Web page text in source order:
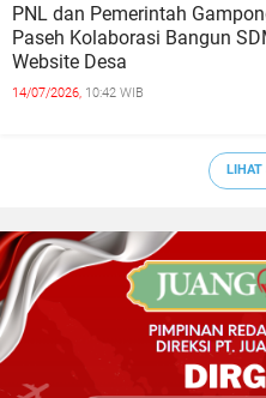
PNL dan Pemerintah
Paseh Kolaborasi Bangun
Website Desa
14/07/2026, 10:42 WIB